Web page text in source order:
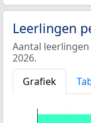
Leerlingen
Aantal
2026.
Grafiek